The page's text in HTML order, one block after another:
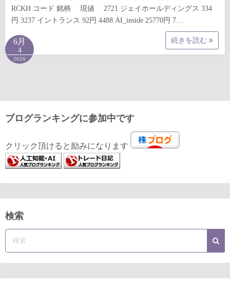
RCKH コード 銘柄 現値 2721 ジェイホールディングス 334
円 3237 イントランス 92円 4488 AI_inside 25770円 7…
続きを読む
6月
4
2020
ブログランキングに参加中です
クリック頂けると励みになります
検索